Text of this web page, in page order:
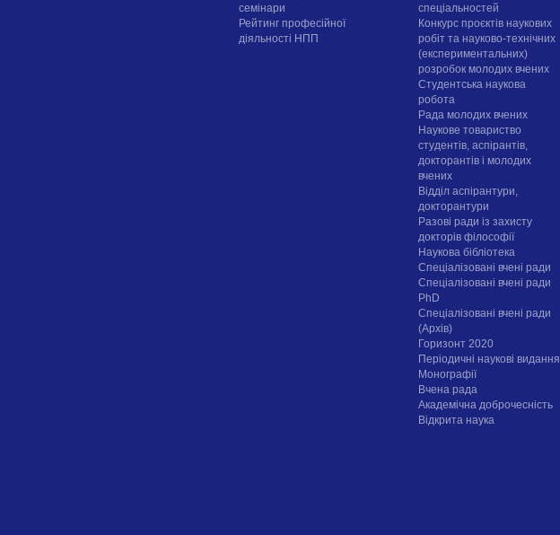
семінари
Рейтинг професійної
діяльності НПП
спеціальностей
Конкурс проєктів наукових
робіт та науково-технічних
(експериментальних)
розробок молодих вчених
Студентська наукова
робота
Рада молодих вчених
Наукове товариство
студентів, аспірантів,
докторантів і молодих
вчених
Відділ аспірантури,
докторантури
Разові ради із захисту
докторів філософії
Наукова бібліотека
Спеціалізовані вчені ради
Спеціалізовані вчені ради
PhD
Спеціалізовані вчені ради
(Архів)
Горизонт 2020
Періодичні наукові видання
Монографії
Вчена рада
Академічна доброчесність
Відкрита наука